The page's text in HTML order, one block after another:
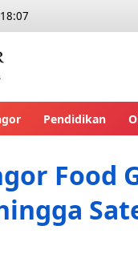
Pendidikan
Food